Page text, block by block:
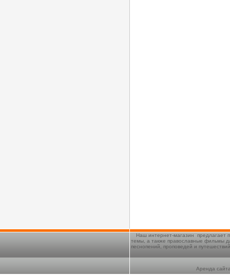
Наш интернет-магазин предлагает
темы, а также православные фильмы
песнопений, проповедей и
Аренда